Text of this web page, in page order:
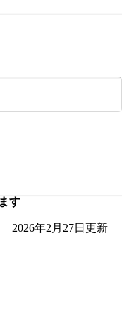
す
2026年2月27日 更新